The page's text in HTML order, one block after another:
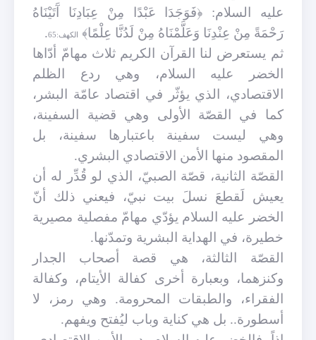
عليه السلام: ﴿فَوَجَدَا عَبْدًا مِنْ عِبَادِنَا آَتَيْنَاهُ
رَحْمَةً مِنْ عِنْدِنَا وَعَلَّمْنَاهُ مِنْ لَدُنَّا عِلْمًا﴾
الكهف:65
.
ثم يستعرض لنا القرآن الكريم ثلاث مهامّ أدّاها
الخضر عليه السلام، وهي ردع الظلم
الاقتصادي، الذي يؤثّر في اقتصاد عامّة البشر،
كما في القصّة الأولى وهي قضية السفينة،
وهي ليست سفينة باعتبارها سفينة، بل
المقصود منها الأمن الاقتصادي البشري.
القصّة الثانية، قصّة الصبيّ، الذي لو قُدِّر له أن
يعيش لَقطعَ نسلَ بيت نبيّ، فيعني ذلك أنّ
الخضر عليه السلام يؤدّي مهامّ مفصلية مصيرية
خطيرة، في الهداية البشرية وتمدّنها.
القصّة الثالثة، هي قصة أصحاب الجدار
وكنزهما، وبعبارة أخرى كفالة الأيتام، وكفالة
الفقراء، والطبقات المحرومة. وهي رمز، لا
أسطورة.. بل هي كناية وباب ليُفتح ويفهم.